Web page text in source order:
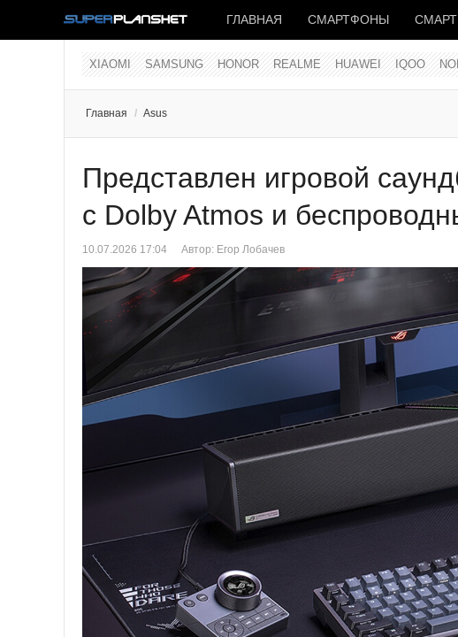
ГЛАВНАЯ СМАРТФОНЫ
XIAOMI SAMSUNG HONOR REALME HUAWEI IQOO
Главная / Asus
Представлен игровой
с Dolby Atmos и
10.07.2026 17:04 Автор: Егор Лобачев